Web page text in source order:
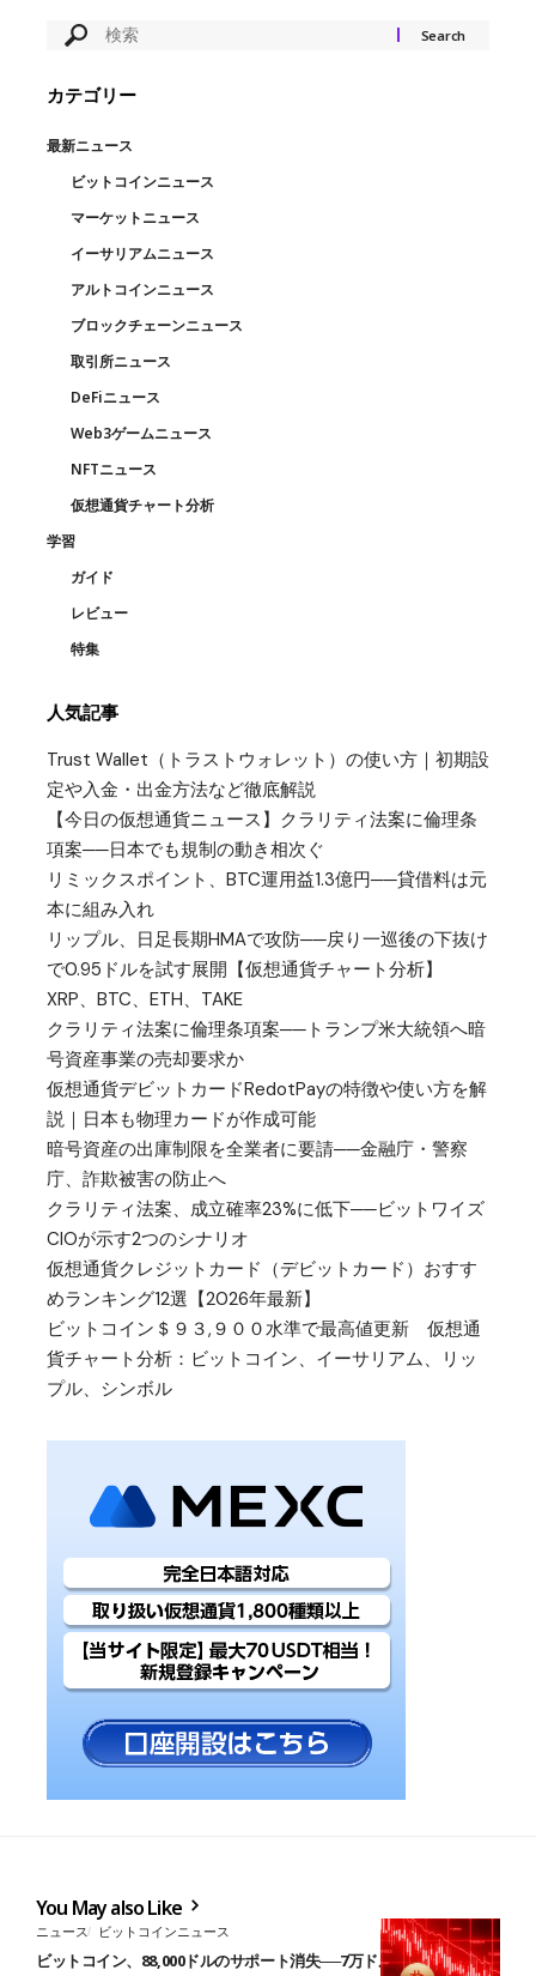
カテゴリー
最新ニュース
ビットコインニュース
マーケットニュース
イーサリアムニュース
アルトコインニュース
ブロックチェーンニュース
取引所ニュース
DeFiニュース
Web3ゲームニュース
NFTニュース
仮想通貨チャート分析
学習
ガイド
レビュー
特集
人気記事
Trust Wallet（トラストウォレット）の使い方｜初期設
定や入金・出金方法など徹底解説
【今日の仮想通貨ニュース】クラリティ法案に倫理条
項案──日本でも規制の動き相次ぐ
リミックスポイント、BTC運用益1.3億円──貸借料は元
本に組み入れ
リップル、日足長期HMAで攻防──戻り一巡後の下抜け
で0.95ドルを試す展開【仮想通貨チャート分析】
XRP、BTC、ETH、TAKE
クラリティ法案に倫理条項案──トランプ米大統領へ暗
号資産事業の売却要求か
仮想通貨デビットカードRedotPayの特徴や使い方を解
説｜日本も物理カードが作成可能
暗号資産の出庫制限を全業者に要請──金融庁・警察
庁、詐欺被害の防止へ
クラリティ法案、成立確率23%に低下──ビットワイズ
CIOが示す2つのシナリオ
仮想通貨クレジットカード（デビットカード）おすす
めランキング12選【2026年最新】
ビットコイン＄９３,９００水準で最高値更新 仮想通
貨チャート分析：ビットコイン、イーサリアム、リッ
プル、シンボル
You May also Like
ニュース ビットコインニュース
ビットコイン、88,000ドルのサポート消失──7万ドル急落リスクも